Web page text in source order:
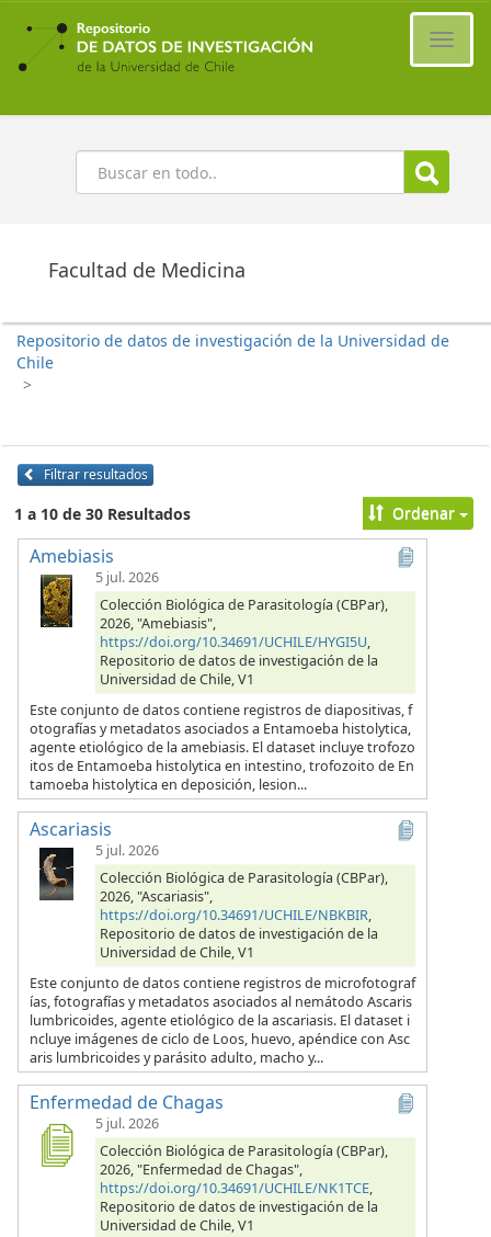
Ir
contenido
principal
Buscar
Facultad de Medicina
Repositorio de datos de investigación de la Universidad de
Chile
>
Filtrar resultados
1 a 10 de 30 Resultados Ordenar
Amebiasis
5 jul. 2026
Colección Biológica de Parasitología (CBPar),
2026, "Amebiasis",
https://doi.org/10.34691/UCHILE/HYGI5U,
Repositorio de datos de investigación de la
Universidad de Chile, V1
Este conjunto de datos contiene registros de diapositivas, f
otografías y metadatos asociados a Entamoeba histolytica,
agente etiológico de la amebiasis. El dataset incluye trofozo
itos de Entamoeba histolytica en intestino, trofozoito de En
tamoeba histolytica en deposición, lesion...
Ascariasis
5 jul. 2026
Colección Biológica de Parasitología (CBPar),
2026, "Ascariasis",
https://doi.org/10.34691/UCHILE/NBKBIR,
Repositorio de datos de investigación de la
Universidad de Chile, V1
Este conjunto de datos contiene registros de microfotograf
ías, fotografías y metadatos asociados al nemátodo Ascaris
lumbricoides, agente etiológico de la ascariasis. El dataset i
ncluye imágenes de ciclo de Loos, huevo, apéndice con Asc
aris lumbricoides y parásito adulto, macho y...
Enfermedad de Chagas
5 jul. 2026
Colección Biológica de Parasitología (CBPar),
2026, "Enfermedad de Chagas",
https://doi.org/10.34691/UCHILE/NK1TCE,
Repositorio de datos de investigación de la
Universidad de Chile, V1